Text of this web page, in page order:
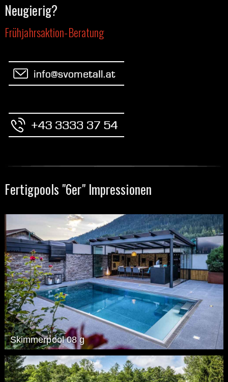
Neugierig?
Frühjahrsaktion-Beratung
Fertigpools "6er" Impressionen
Skimmerpool 08 g